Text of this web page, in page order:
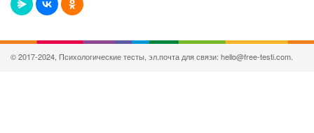
© 2017-2024, Психологические тесты, эл.почта для связи: hello@free-testi.com.